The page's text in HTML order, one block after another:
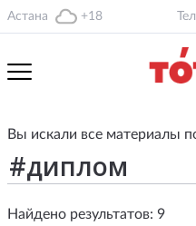
Астана +18
Вы искали все материалы
Найдено результатов: 9